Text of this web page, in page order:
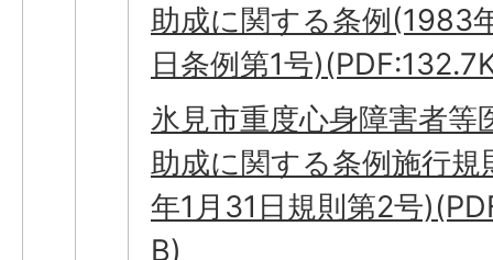
助成に関する条例(1983
日条例第1号
氷見市重度心身障害者等
助成に関する条例施行
年1月31日規則第2号
B)